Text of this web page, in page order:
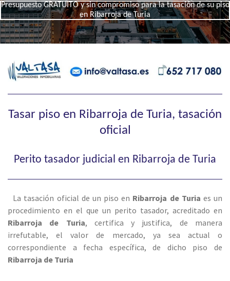
Presupuesto GRATUITO y sin compromiso para la tasación de su piso
en Ribarroja de Turia
Tasar piso en Ribarroja de Turia, tasación
oficial
Perito tasador judicial en Ribarroja de Turia
La tasación oficial de un piso en Ribarroja de Turia es un
procedimiento en el que un perito tasador, acreditado en
Ribarroja de Turia, certifica y justifica, de manera
irrefutable, el valor de mercado, ya sea actual o
correspondiente a fecha específica, de dicho piso de
Ribarroja de Turia